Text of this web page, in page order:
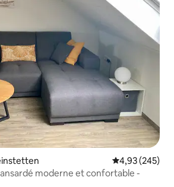
Note
4,93 (245)
moderne et confortable -